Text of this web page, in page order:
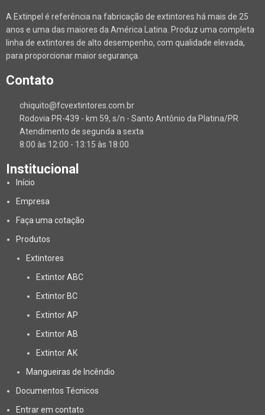
A Extinpel é referência na fabricação de extintores há mais de 25
anos e uma das maiores da América Latina. Produz uma completa
linha de extintores de alto desempenho, com qualidade elevada,
para proporcionar maior segurança.
Contato
chiquito@fcvextintores.com.br
Rodovia PR-439 - km 59, s/n - Santo Antônio da Platina/PR
Atendimento de segunda a sexta
8:00 às 12:00 - 13:15 às 18:00
Institucional
Início
Empresa
Faça uma cotação
Produtos
Extintores
Extintor ABC
Extintor BC
Extintor AP
Extintor AB
Extintor AK
Mangueiras de Incêndio
Documentos Técnicos
Entrar em contato